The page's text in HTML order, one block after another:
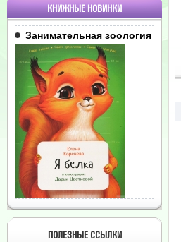
КНИЖНЫЕ НОВИНКИ
Занимательная зоология
ПОЛЕЗНЫЕ ССЫЛКИ